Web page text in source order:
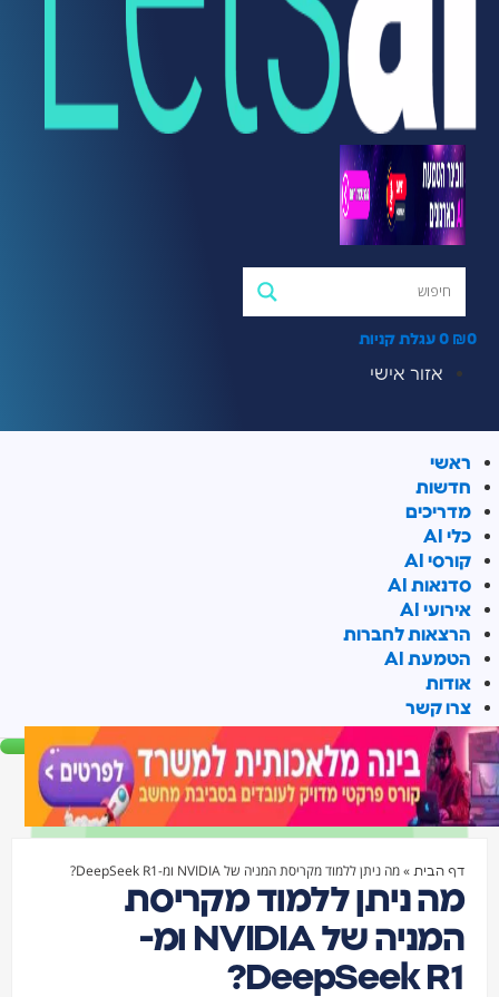
₪0
0 עגלת קניות
אזור אישי
ראשי
חדשות
מדריכים
כלי AI
קורסי AI
סדנאות AI
אירועי AI
הרצאות לחברות
הטמעת AI
אודות
צרו קשר
דף הבית »מה ניתן ללמוד מקריסת המניה של NVIDIA ומ-DeepSeek R1?
מה ניתן ללמוד מקריסת
המניה של NVIDIA ומ-
DeepSeek R1?